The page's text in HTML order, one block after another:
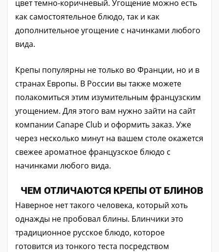
цвет темно-коричневый. Угощение можно есть
как самостоятельное блюдо, так и как
дополнительное угощение с начинками любого
вида.
Крепы популярны не только во Франции, но и в
странах Европы. В России вы также можете
полакомиться этим изумительным французским
угощением. Для этого вам нужно зайти на сайт
компании Canape Club и оформить заказ. Уже
через несколько минут на вашем столе окажется
свежее ароматное французское блюдо с
начинками любого вида.
ЧЕМ ОТЛИЧАЮТСЯ КРЕПЫ ОТ БЛИНОВ
Наверное нет такого человека, который хоть
однажды не пробовал блины. Блинчики это
традиционное русское блюдо, которое
готовится из тонкого теста посредством